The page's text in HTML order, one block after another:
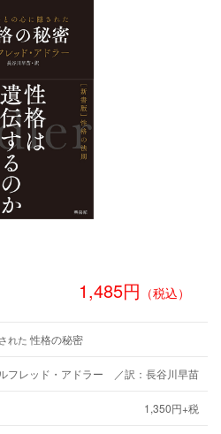
1,485円 （税込）
れた 性格の秘密
フレッド・アドラー ／訳：長谷川早苗
1,350円+税